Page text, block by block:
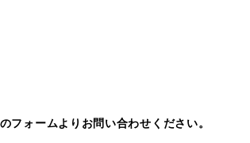
フォームよりお問い合わせください。